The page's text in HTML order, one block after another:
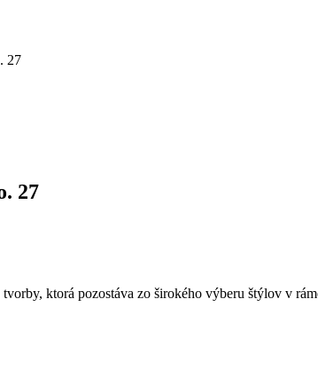
27
27
ktorá pozostáva zo širokého výberu štýlov v